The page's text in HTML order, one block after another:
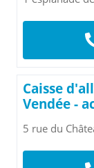
Caisse
Vendée -
5 rue du